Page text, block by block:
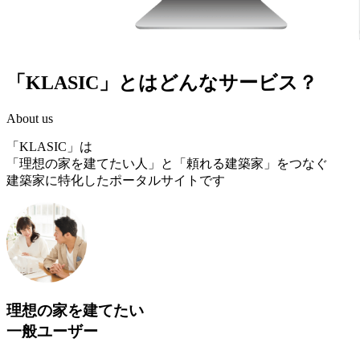
「KLASIC」とはどんなサービス？
About us
「KLASIC」は
「理想の家を建てたい人」と「頼れる建築家」をつなぐ
建築家に特化したポータルサイトです
理想の家を建てたい
一般ユーザー